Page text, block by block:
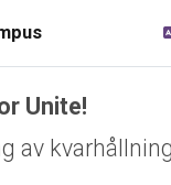
Unite!
block
av